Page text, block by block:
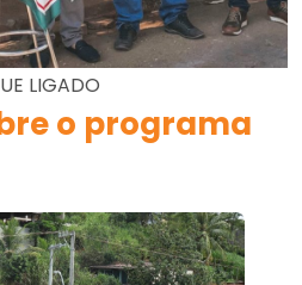
LIGADO
o programa